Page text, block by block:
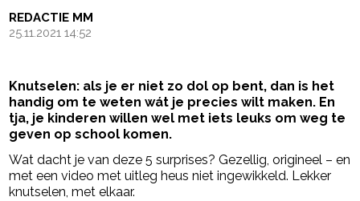
REDACTIE MM
25.11.2021 14:52
Knutselen: als je er niet zo dol op bent, dan is het
handig om te weten wát je precies wilt maken. En
tja, je kinderen willen wel met iets leuks om weg te
geven op school komen.
Wat dacht je van deze 5 surprises? Gezellig, origineel – en
met een video met uitleg heus niet ingewikkeld. Lekker
knutselen, met elkaar.